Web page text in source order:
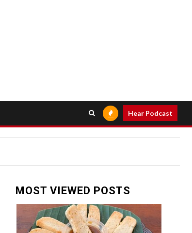
Hear Podcast
MOST VIEWED POSTS